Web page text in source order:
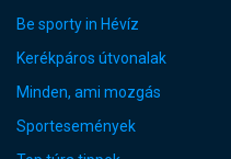
Be sporty in Hévíz
Kerékpáros útvonalak
Minden, ami mozgás
Sportesemények